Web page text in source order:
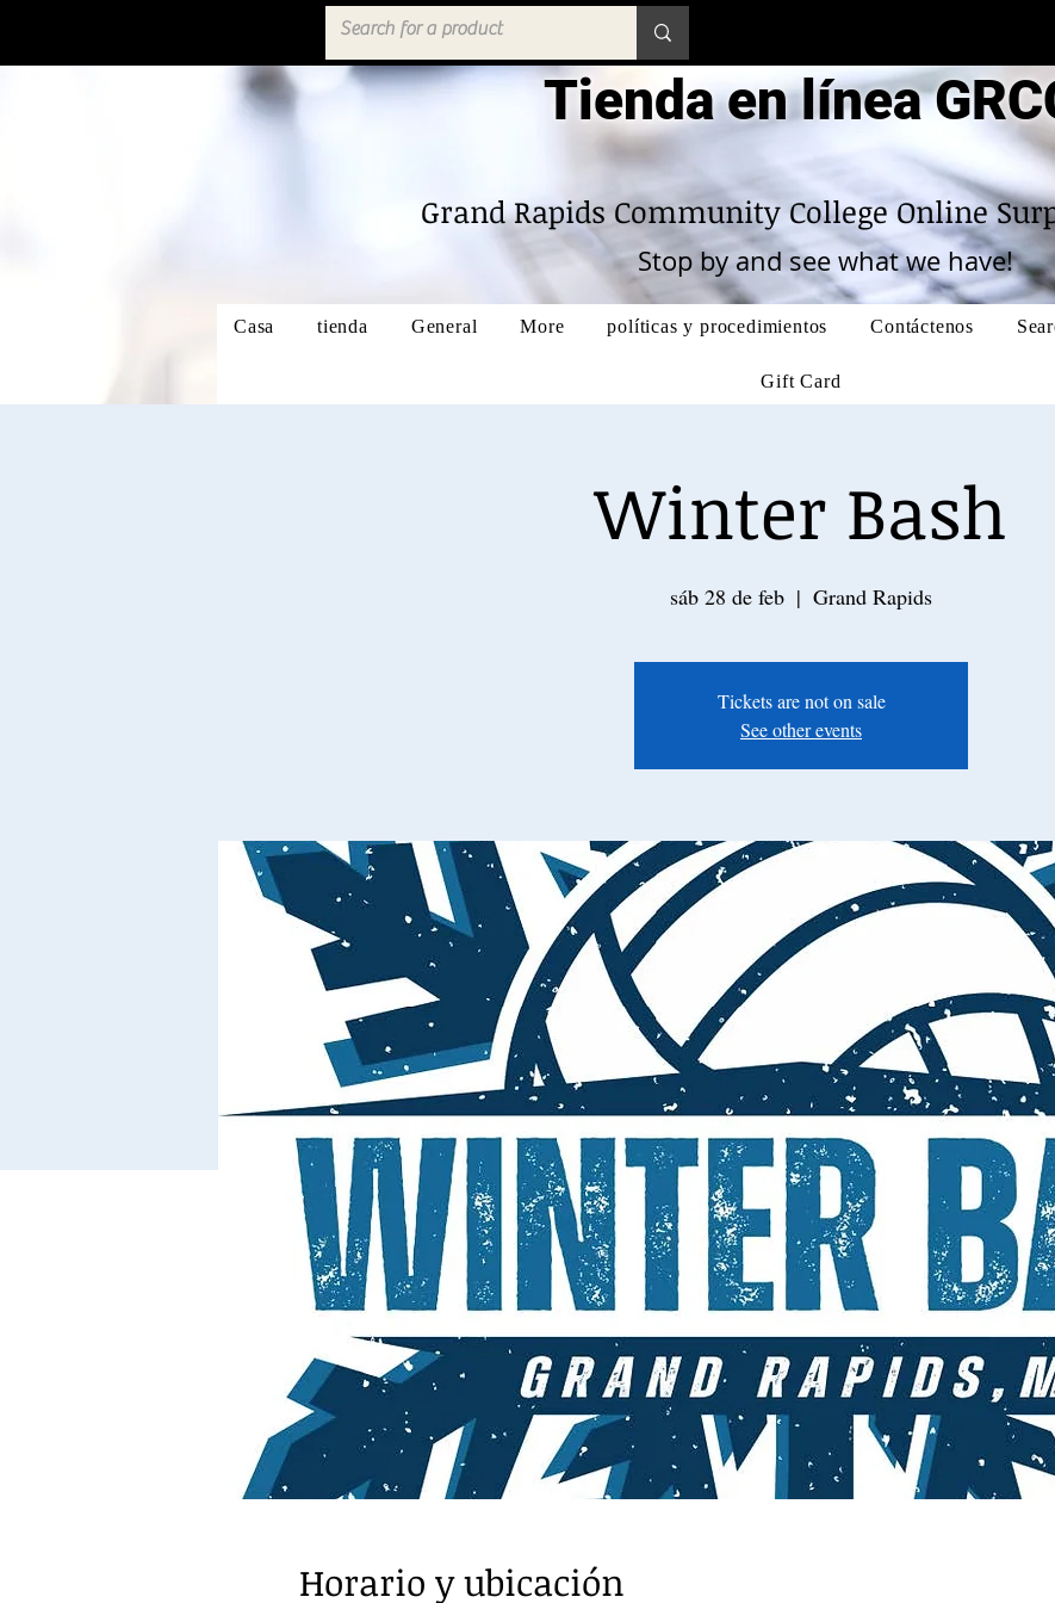
Grand Rapids Community College Online
Tienda en línea
Stop by and see what we have!
Casa tienda General More políticas y procedimientos Contáctenos
Gift Card
Winter Bash
sáb 28 de feb
  |
Grand Rapids
Tickets are not on sale
See other events
Horario y ubicación